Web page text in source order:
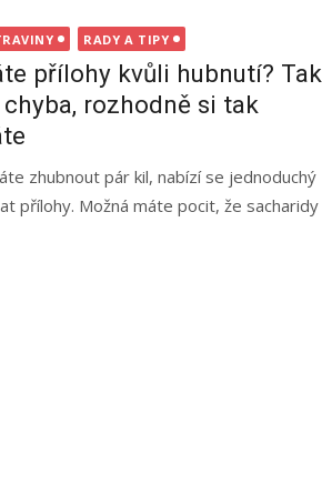
RADY A TIPY
přílohy kvůli hubnutí? Tak
rozhodně si tak
zhubnout pár kil, nabízí se jednoduchý
přílohy. Možná máte pocit, že sacharidy